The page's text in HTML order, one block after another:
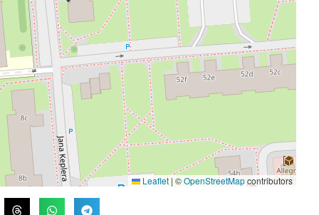
Leaflet | ©OpenStreetMapcontributors